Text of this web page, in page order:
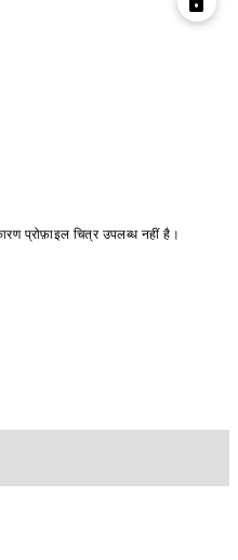
प्रोफ़ाइल चित्र उपलब्ध नहीं है।